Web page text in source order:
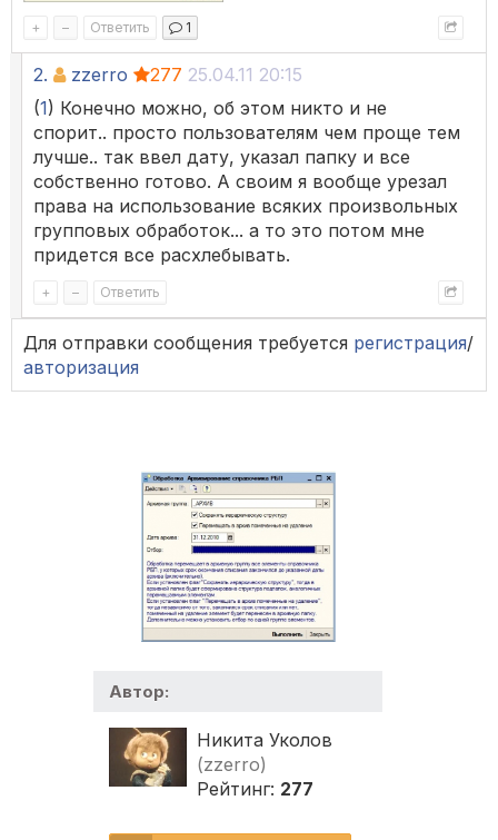
+ – Ответить 1
2. zzerro 277 25.04.11 20:15
(1) Конечно можно, об этом никто и не
спорит.. просто пользователям чем проще тем
лучше.. так ввел дату, указал папку и все
собственно готово. А своим я вообще урезал
права на использование всяких произвольных
групповых обработок... а то это потом мне
придется все расхлебывать.
+ – Ответить
Для отправки сообщения требуется регистрация/
авторизация
Автор:
Никита Уколов
(zzerro)
Рейтинг: 277